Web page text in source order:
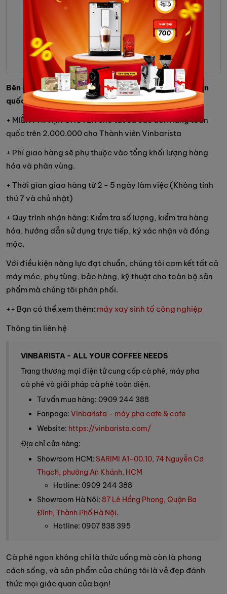
Bên cạnh đó, chúng tôi còn hỗ trợ giao hàng trên toàn
quốc với chính sách giao hàng cụ thể như:
+ MIỄN PHÍ VẬN CHUYỂN cho tất cả các đơn hàng toàn
quốc trên 2.000.000 cho Thành viên Vinbarista
+ Phí giao hàng sẽ phụ thuộc vào tổng khối lượng hàng
hóa và phân vùng.
+ Thời gian giao hàng từ 2 - 5 ngày làm việc (Không tính
thứ 7 và chủ nhật)
+ Quy trình nhận hàng: Kiểm tra số lượng, kiểm tra hàng
hóa, hướng dẫn sử dụng trực tiếp, ký xác nhận và đóng
mộc.
Với điều kiện năng lực đạt chuẩn, chúng tôi cam kết tất cả
máy móc, phụ tùng, bảo hàng, kỹ thuật cho toàn bộ sản
phẩm mà chúng tôi phân phối.
++ Bạn có thể xem thêm: máy xay sinh tố công nghiệp
Thông tin liên hệ
VINBARISTA - ALL YOUR COFFEE NEEDS
Trang thương mại điện tử cung cấp cà phê, máy pha
cà phê và giải pháp cà phê toàn diện.
Tư vấn mua hàng: 0909 244 388
Fanpage: Vinbarista - máy pha cafe & cafe
Website: https://vinbarista.com/
Địa chỉ cửa hàng:
Showroom HCM: SARIMI A1-00.10, 74 Nguyễn Cơ
Thạch, phường An Khánh, HCM
Hotline: 0909 244 388
Showroom Hà Nội: 87 Lê Hồng Phong, Quận Ba
Đình, Thành Phố Hà Nội.
Hotline: 0907 838 395
Cà phê ngon không chỉ là thức uống mà còn là phong
cách sống, và sản phẩm của chúng tôi là vẻ đẹp đánh
thức mọi giác quan của bạn!